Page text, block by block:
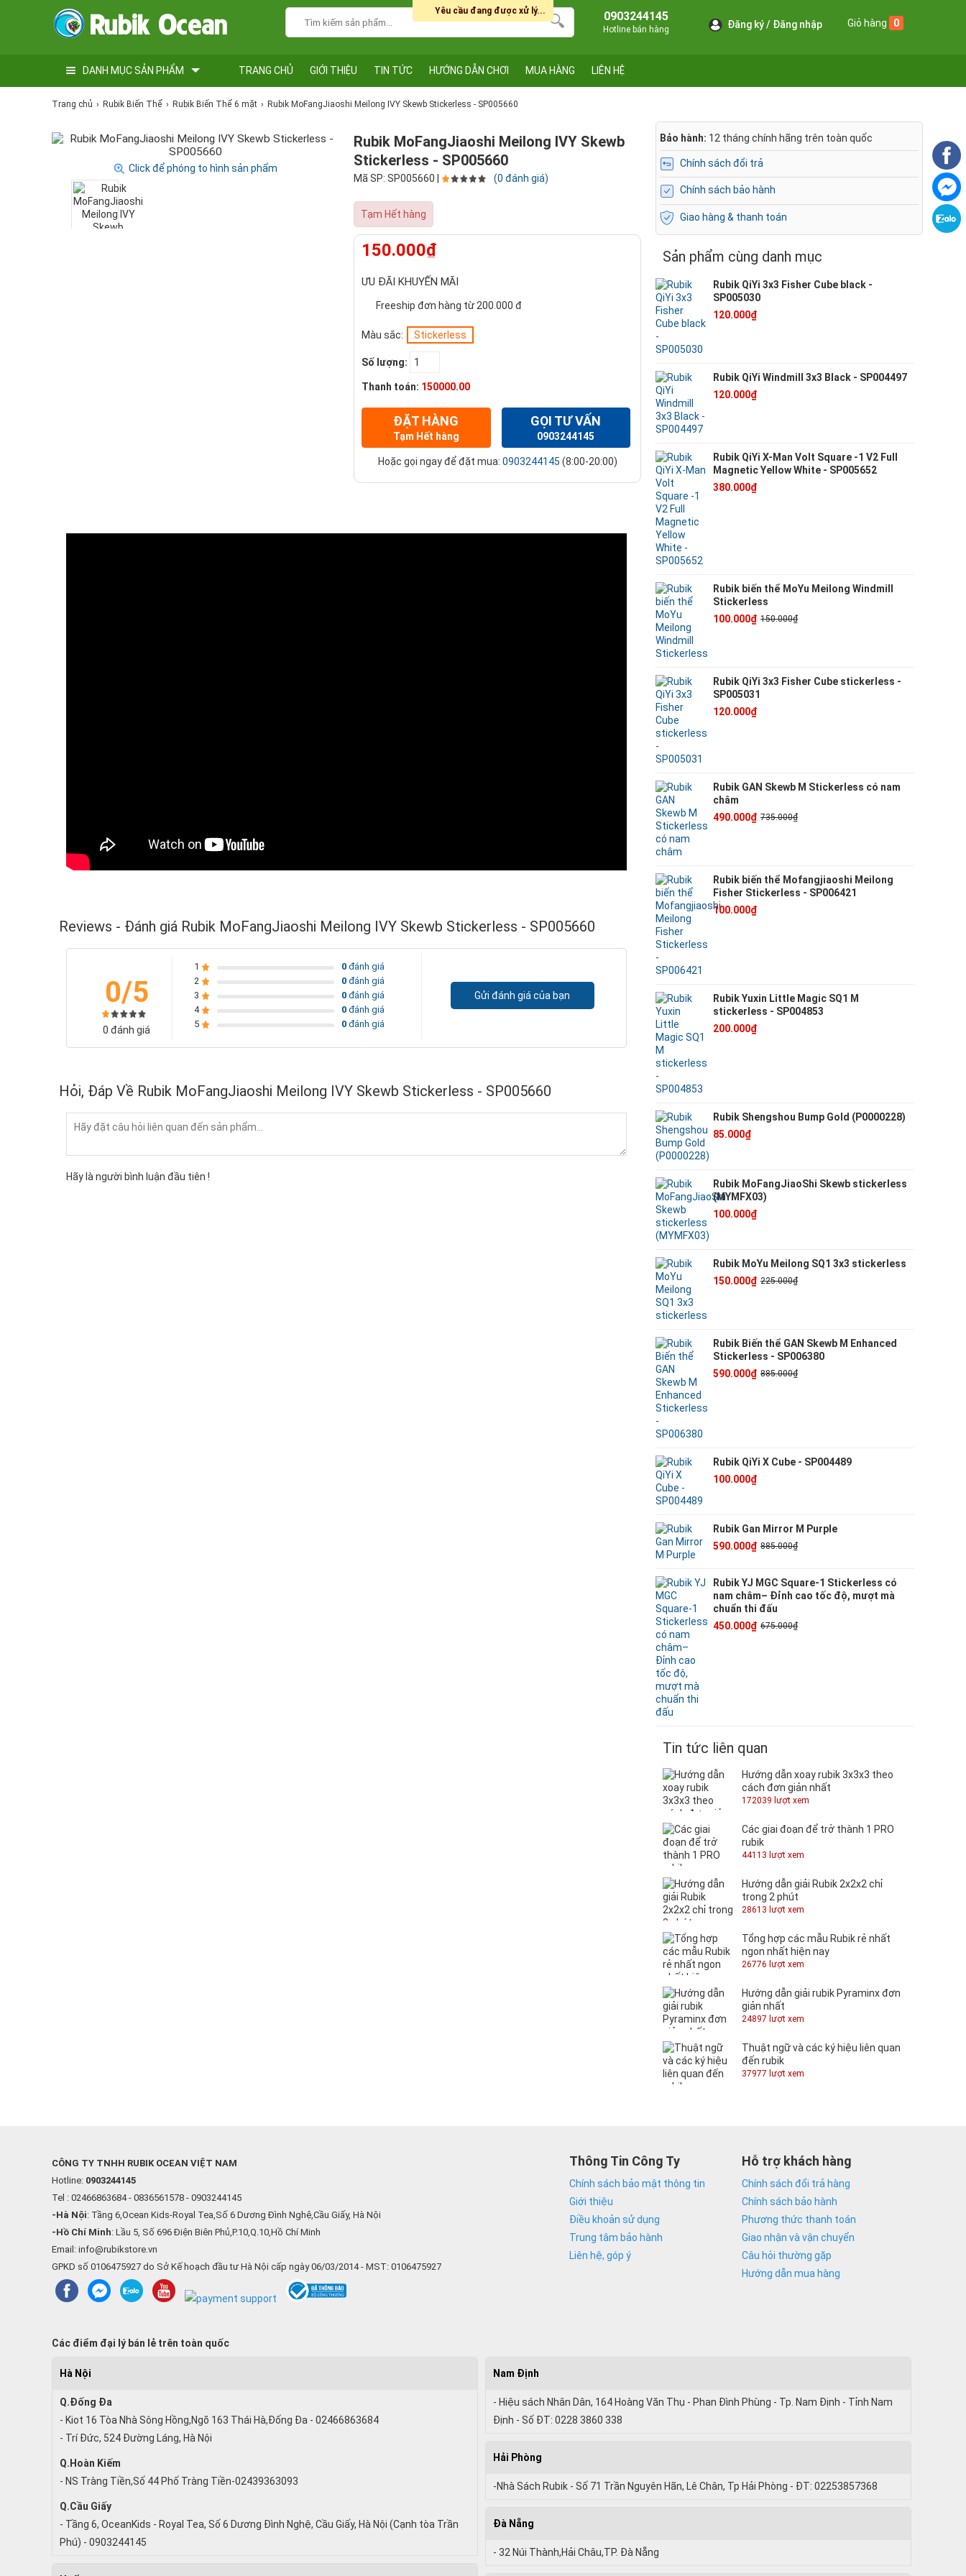
0903244145
Hotline bán hàng Đăng ký Đăng nhập Giỏ hàng 0
DANH MỤC SẢN PHẨM TRANG CHỦ GIỚI THIỆU TIN TỨC HƯỚNG DẪN CHƠI MUA HÀNG LIÊN HỆ
Trang chủ Rubik Biến Thể Rubik Biến Thể 6 mặt Rubik MoFangJiaoshi Meilong IVY Skewb Stickerless - SP005660
Click để phóng to hình sản phẩm
Rubik MoFangJiaoshi Meilong IVY Skewb
Stickerless - SP005660
Mã SP: SP005660 | (0 đánh giá)
Tạm Hết hàng
150.000₫
ƯU ĐÃI KHUYẾN MÃI
Freeship đơn hàng từ 200.000 đ
Màu sắc: Stickerless
Số lượng:
Thanh toán: 150000.00
ĐẶT HÀNG
Tạm Hết hàng
GỌI TƯ VẤN
0903244145
Hoặc gọi ngay để đặt mua: 0903244145 (8:00-20:00)
Reviews - Đánh giá Rubik MoFangJiaoshi Meilong IVY Skewb Stickerless - SP005660
0/5
0 đánh giá
1 0đánh giá
2
0đánh giá
3
0đánh giá
4
0đánh giá
5
0đánh giá
Gửi đánh giá của bạn
Hỏi, Đáp Về Rubik MoFangJiaoshi Meilong IVY Skewb Stickerless - SP005660
Hãy là người bình luận đầu tiên !
Bảo hành: 12 tháng chính hãng trên toàn quốc
Chính sách đổi trả
Chính sách bảo hành
Giao hàng & thanh toán
Sản phẩm cùng danh mục
Rubik QiYi 3x3 Fisher Cube black -
SP005030
120.000₫
Rubik QiYi Windmill 3x3 Black - SP004497
120.000₫
Rubik QiYi X-Man Volt Square -1 V2 Full
Magnetic Yellow White - SP005652
380.000₫
Rubik biến thể MoYu Meilong Windmill
Stickerless
100.000₫ 150.000₫
Rubik QiYi 3x3 Fisher Cube stickerless -
SP005031
120.000₫
Rubik GAN Skewb M Stickerless có nam
châm
490.000₫ 735.000₫
Rubik biến thể Mofangjiaoshi Meilong
Fisher Stickerless - SP006421
100.000₫
Rubik Yuxin Little Magic SQ1 M
stickerless - SP004853
200.000₫
Rubik Shengshou Bump Gold (P0000228)
85.000₫
Rubik MoFangJiaoShi Skewb stickerless
(MYMFX03)
100.000₫
Rubik MoYu Meilong SQ1 3x3 stickerless
150.000₫ 225.000₫
Rubik Biến thể GAN Skewb M Enhanced
Stickerless - SP006380
590.000₫ 885.000₫
Rubik QiYi X Cube - SP004489
100.000₫
Rubik Gan Mirror M Purple
590.000₫ 885.000₫
Rubik YJ MGC Square-1 Stickerless có
nam châm– Đỉnh cao tốc độ, mượt mà
chuẩn thi đấu
450.000₫ 675.000₫
Tin tức liên quan
Hướng dẫn xoay rubik 3x3x3 theo
cách đơn giản nhất
172039 lượt xem
Các giai đoạn để trở thành 1 PRO
rubik
44113 lượt xem
Hướng dẫn giải Rubik 2x2x2 chỉ
trong 2 phút
28613 lượt xem
Tổng hợp các mẫu Rubik rẻ nhất
ngon nhất hiện nay
26776 lượt xem
Hướng dẫn giải rubik Pyraminx đơn
giản nhất
24897 lượt xem
Thuật ngữ và các ký hiệu liên quan
đến rubik
37977 lượt xem
CÔNG TY TNHH RUBIK OCEAN VIỆT NAM
Hotline: 0903244145
Tel : 02466863684 - 0836561578 - 0903244145
-Hà Nội: Tầng 6,Ocean Kids-Royal Tea,Số 6 Dương Đình Nghệ,Cầu Giấy, Hà Nội
-Hồ Chí Minh: Lầu 5, Số 696 Điện Biên Phủ,P.10,Q.10,Hồ Chí Minh
Email: info@rubikstore.vn
GPKD số 0106475927 do Sở Kế hoạch đầu tư Hà Nội cấp ngày 06/03/2014 - MST: 0106475927
Thông Tin Công Ty
Chính sách bảo mật thông tin
Giới thiệu
Điều khoản sử dụng
Trung tâm bảo hành
Liên hệ, góp ý
Hỗ trợ khách hàng
Chính sách đổi trả hàng
Chính sách bảo hành
Phương thức thanh toán
Giao nhận và vận chuyển
Câu hỏi thường gặp
Hướng dẫn mua hàng
Các điểm đại lý bán lẻ trên toàn quốc
Hà Nội
Q.Đống Đa
- Kiot 16 Tòa Nhà Sông Hồng,Ngõ 163 Thái Hà,Đống Đa - 02466863684
- Trí Đức, 524 Đường Láng, Hà Nội
Q.Hoàn Kiếm
- NS Tràng Tiền,Số 44 Phố Tràng Tiền-02439363093
Q.Cầu Giấy
- Tầng 6, OceanKids - Royal Tea, Số 6 Dương Đình Nghệ, Cầu Giấy, Hà Nội (Cạnh tòa Trần
Phú) - 0903244145
Nam Định
- Hiệu sách Nhân Dân, 164 Hoàng Văn Thụ - Phan Đình Phùng - Tp. Nam Định - Tỉnh Nam
Định - Số ĐT: 0228 3860 338
Hải Phòng
-Nhà Sách Rubik - Số 71 Trần Nguyên Hãn, Lê Chân, Tp Hải Phòng - ĐT: 02253857368
Đà Nẵng
- 32 Núi Thành,Hải Châu,TP. Đà Nẵng
Yêu cầu đang được xử lý...